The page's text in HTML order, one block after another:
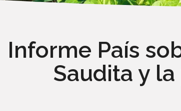
Informe País
Saudita y